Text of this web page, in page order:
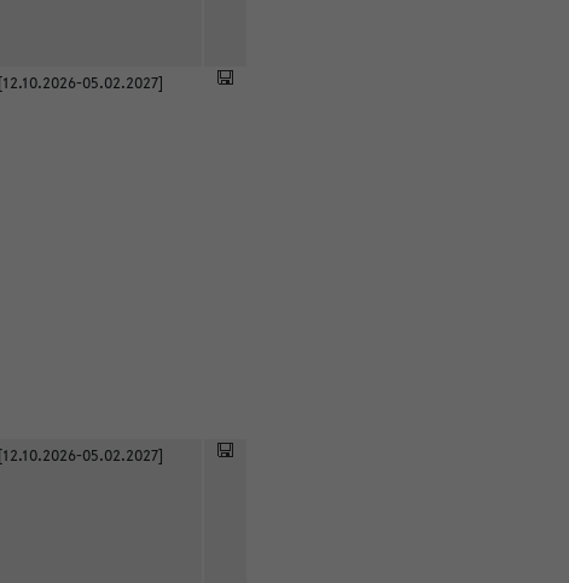
05.02.2027]
05.02.2027]